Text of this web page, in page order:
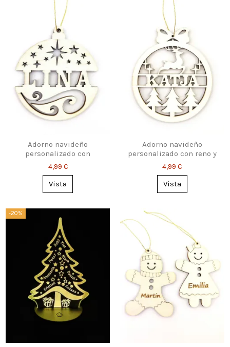
Adorno navideño
personalizado con
nombre
4,99 €
Vista
Adorno navideño
personalizado con reno y
nombre
4,99 €
Vista
-20%